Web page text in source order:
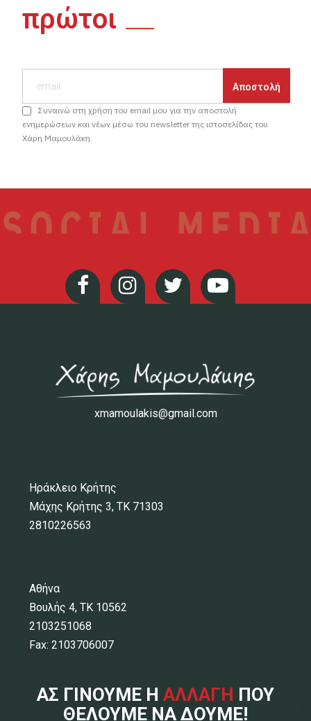
πρώτοι
Συναινώ στη χρήση του email μου για την αποστολή
ενημερώσεων και νέων μέσω του newsletter της ιστοσελίδας του
Χάρη Μαμουλάκη.
xmamoulakis@gmail.com
Ηράκλειο Κρήτης
Μάχης Κρήτης 3, ΤΚ 71303
2810226563
Αθήνα
Βουλής 4, ΤΚ 10562
2103251068
Fax: 2103706007
ΑΣ ΓΙΝΟΥΜΕ Η ΑΛΛΑΓΗ ΠΟΥ
ΘΕΛΟΥΜΕ ΝΑ ΔΟΥΜΕ!